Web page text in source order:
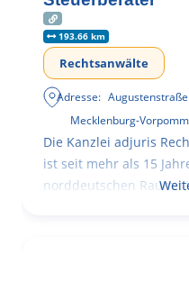
193.66 km
Rechtsanwälte
Adresse: Augustenstraße
Mecklenburg-
Die Kanzlei adjuris
ist seit mehr als 15
norddeutschen Raum